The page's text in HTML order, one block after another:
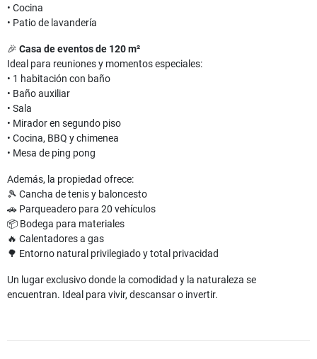
• Cocina
• Patio de lavandería
🎉 Casa de eventos de 120 m²
Ideal para reuniones y momentos especiales:
• 1 habitación con baño
• Baño auxiliar
• Sala
• Mirador en segundo piso
• Cocina, BBQ y chimenea
• Mesa de ping pong
Además, la propiedad ofrece:
🎾 Cancha de tenis y baloncesto
🚗 Parqueadero para 20 vehículos
📦 Bodega para materiales
🔥 Calentadores a gas
🌳 Entorno natural privilegiado y total privacidad
Un lugar exclusivo donde la comodidad y la naturaleza se
encuentran. Ideal para vivir, descansar o invertir.